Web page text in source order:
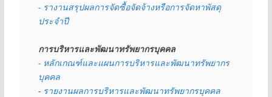
- รางานสรุปผลการจัดซื้อจัดจ้างหรือการจัดหาพัสดุ
ประจำปี
การบริหารและพัฒนาทรัพยากรบุคคล
- หลักเกณฑ์และแผนการบริหารและพัฒนาทรัพยากร
บุคคล
- รายงานผลการบริหารและพัฒนาทรัพยากรบุคคล